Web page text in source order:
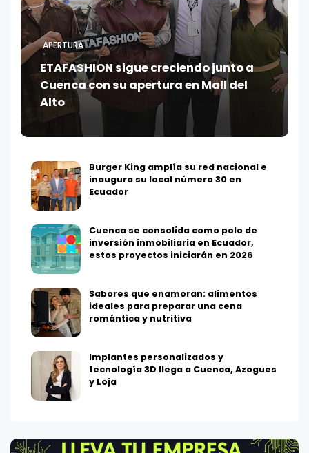
APERTURA
ETAFASHION sigue creciendo junto a
Cuenca con su apertura en Mall del
Alto
Burger King amplía su red nacional e
inaugura su local número 30 en
Ecuador
Cuenca se consolida como polo de
inversión inmobiliaria en Ecuador,
estos proyectos iniciarán en 2026
Sabores que enamoran: alimentos
ideales para preparar una cena
romántica y nutritiva
Implantes personalizados y
tecnología 3D llega a Cuenca, Azogues
y Loja